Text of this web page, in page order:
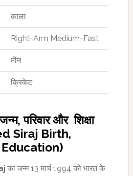
काला
Right-Arm Medium-Fast
मीन
क्रिकेट
परिवार और शिक्षा
Siraj Birth,
का जन्म 13 मार्च 1994 को भारत के